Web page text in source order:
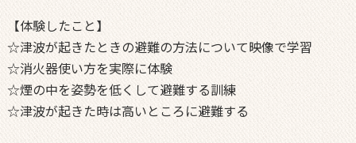
【体験したこと】
☆津波が起きたときの避難の方法について映像で学習
☆消火器使い方を実際に体験
☆煙の中を姿勢を低くして避難する訓練
☆津波が起きた時は高いところに避難する